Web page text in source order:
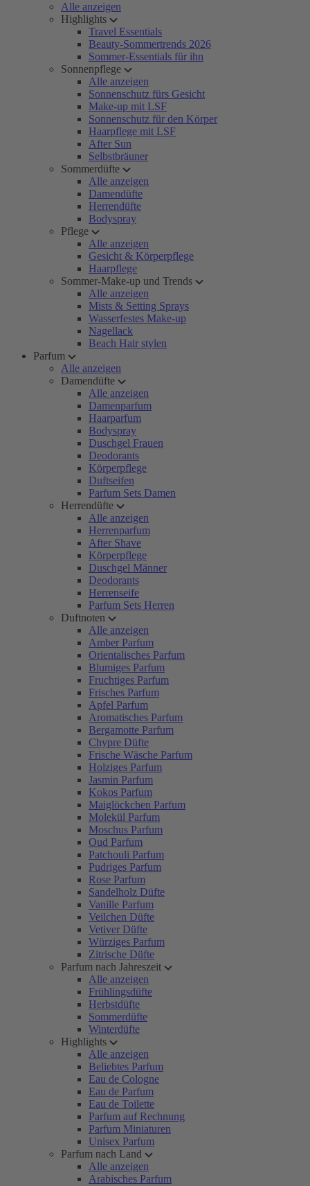
Alle anzeigen
Highlights
Travel Essentials
Beauty-Sommertrends 2026
Sommer-Essentials für ihn
Sonnenpflege
Alle anzeigen
Sonnenschutz fürs Gesicht
Make-up mit LSF
Sonnenschutz für den Körper
Haarpflege mit LSF
After Sun
Selbstbräuner
Sommerdüfte
Alle anzeigen
Damendüfte
Herrendüfte
Bodyspray
Pflege
Alle anzeigen
Gesicht & Körperpflege
Haarpflege
Sommer-Make-up und Trends
Alle anzeigen
Mists & Setting Sprays
Wasserfestes Make-up
Nagellack
Beach Hair stylen
Parfum
Alle anzeigen
Damendüfte
Alle anzeigen
Damenparfum
Haarparfum
Bodyspray
Duschgel Frauen
Deodorants
Körperpflege
Duftseifen
Parfum Sets Damen
Herrendüfte
Alle anzeigen
Herrenparfum
After Shave
Körperpflege
Duschgel Männer
Deodorants
Herrenseife
Parfum Sets Herren
Duftnoten
Alle anzeigen
Amber Parfum
Orientalisches Parfum
Blumiges Parfum
Fruchtiges Parfum
Frisches Parfum
Apfel Parfum
Aromatisches Parfum
Bergamotte Parfum
Chypre Düfte
Frische Wäsche Parfum
Holziges Parfum
Jasmin Parfum
Kokos Parfum
Maiglöckchen Parfum
Molekül Parfum
Moschus Parfum
Oud Parfum
Patchouli Parfum
Pudriges Parfum
Rose Parfum
Sandelholz Düfte
Vanille Parfum
Veilchen Düfte
Vetiver Düfte
Würziges Parfum
Zitrische Düfte
Parfum nach Jahreszeit
Alle anzeigen
Frühlingsdüfte
Herbstdüfte
Sommerdüfte
Winterdüfte
Highlights
Alle anzeigen
Beliebtes Parfum
Eau de Cologne
Eau de Parfum
Eau de Toilette
Parfum auf Rechnung
Parfum Miniaturen
Unisex Parfum
Parfum nach Land
Alle anzeigen
Arabisches Parfum